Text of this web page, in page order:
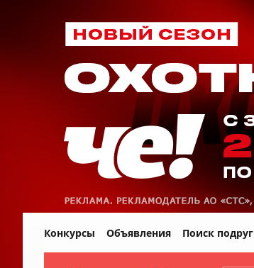
Конкурсы Объявления Поиск подруг